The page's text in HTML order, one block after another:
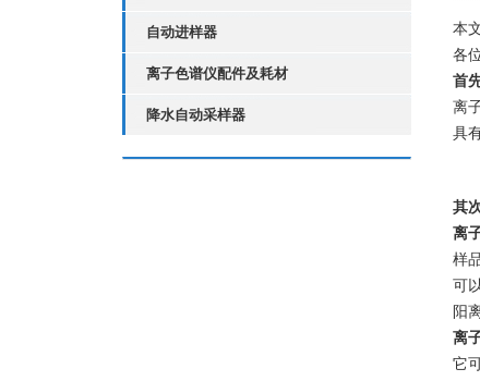
自动进样器
离子色谱仪配件及耗材
降水自动采样器
本
各
首
离
具
其
离
样
可
阳
离
它